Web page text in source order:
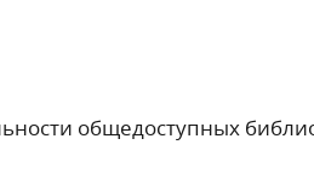
общедоступных